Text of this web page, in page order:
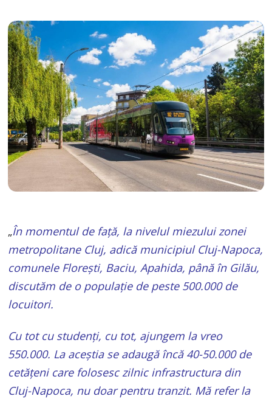
„În momentul de față, la nivelul miezului zonei
metropolitane Cluj, adică municipiul Cluj-Napoca,
comunele Florești, Baciu, Apahida, până în Gilău,
discutăm de o populație de peste 500.000 de
locuitori.
Cu tot cu studenți, cu tot, ajungem la vreo
550.000. La aceștia se adaugă încă 40-50.000 de
cetățeni care folosesc zilnic infrastructura din
Cluj-Napoca, nu doar pentru tranzit. Mă refer la